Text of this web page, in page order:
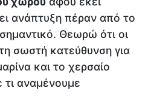
ανάπτυξη πέραν από το
Θεωρώ ότι οι
σωστή κατεύθυνση για
και το χερσαίο
αναμένουμε